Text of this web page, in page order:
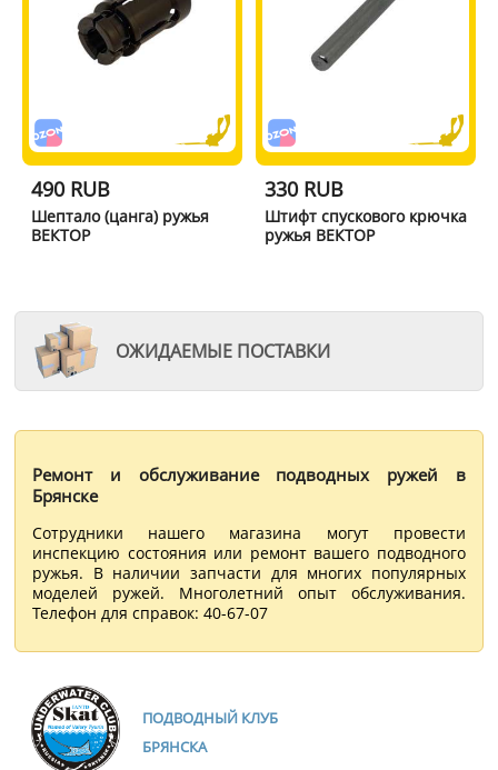
490 RUB
Шептало (цанга) ружья
ВЕКТОР
330 RUB
Штифт спускового крючка
ружья ВЕКТОР
ОЖИДАЕМЫЕ ПОСТАВКИ
Ремонт и обслуживание подводных ружей в
Брянске
Сотрудники нашего магазина могут провести
инспекцию состояния или ремонт вашего подводного
ружья. В наличии запчасти для многих популярных
моделей ружей. Многолетний опыт обслуживания.
Телефон для справок: 40-67-07
ПОДВОДНЫЙ КЛУБ
БРЯНСКА